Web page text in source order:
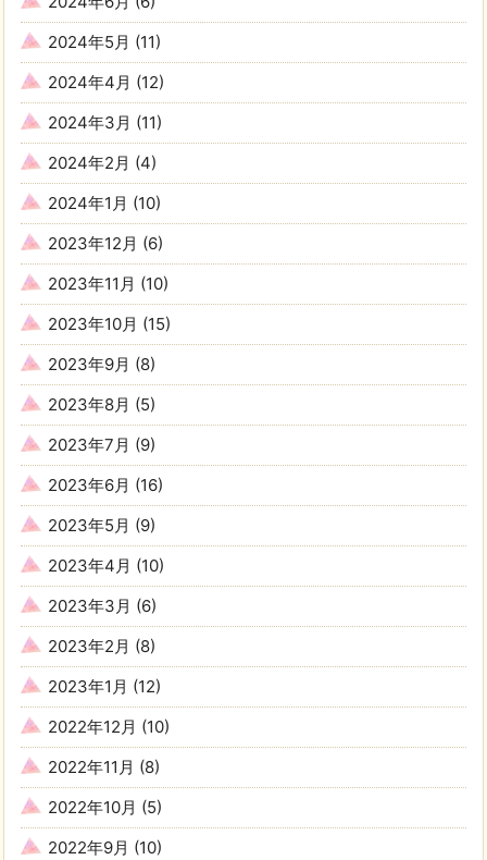
2024年5月 (11)
2024年4月 (12)
2024年3月 (11)
2024年2月 (4)
2024年1月 (10)
2023年12月 (6)
2023年11月 (10)
2023年10月 (15)
2023年9月 (8)
2023年8月 (5)
2023年7月 (9)
2023年6月 (16)
2023年5月 (9)
2023年4月 (10)
2023年3月 (6)
2023年2月 (8)
2023年1月 (12)
2022年12月 (10)
2022年11月 (8)
2022年10月 (5)
2022年9月 (10)